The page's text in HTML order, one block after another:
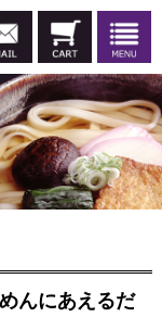
んにあえるだ